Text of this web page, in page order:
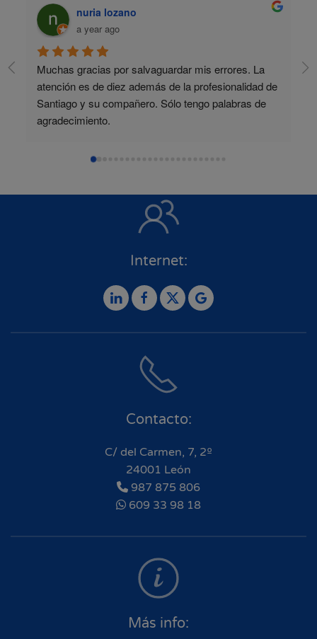
nuria lozano
a year ago
Muchas gracias por salvaguardar mis errores. La
atención es de diez además de la profesionalidad de
Santiago y su compañero. Sólo tengo palabras de
agradecimiento.
Internet:
Contacto:
C/ del Carmen, 7, 2º
24001 León
987 875 806
609 33 98 18
Más info: